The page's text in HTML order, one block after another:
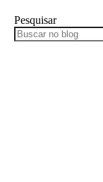
Pesquisar